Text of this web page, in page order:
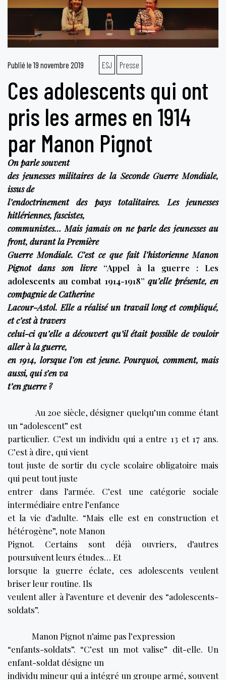
Publié le 19 novembre 2019 ESJ Presse
Ces adolescents qui ont
pris les armes en 1914
par Manon Pignot
On parle souvent
des jeunesses militaires de la Seconde Guerre Mondiale,
issus de
l’endoctrinement des pays totalitaires. Les jeunesses
hitlériennes, fascistes,
communistes… Mais jamais on ne parle des jeunesses au
front, durant la Première
Guerre Mondiale. C’est ce que fait l’historienne Manon
Pignot dans son livre “Appel à la guerre : Les
adolescents au combat 1914-1918” qu’elle présente, en
compagnie de Catherine
Lacour-Astol. Elle a réalisé un travail long et compliqué,
et c’est à travers
celui-ci qu’elle a découvert qu’il était possible de vouloir
aller à la guerre,
en 1914, lorsque l’on est jeune. Pourquoi, comment, mais
aussi, qui s’en va
t’en guerre ?
Au 20e siècle, désigner quelqu’un comme étant
un “adolescent” est
particulier. C’est un individu qui a entre 13 et 17 ans.
C’est à dire, qui vient
tout juste de sortir du cycle scolaire obligatoire mais
qui peut tout juste
entrer dans l’armée. C’est une catégorie sociale
intermédiaire entre l’enfance
et la vie d’adulte. “Mais elle est en construction et
hétérogène”, note Manon
Pignot. Certains sont déjà ouvriers, d’autres
poursuivent leurs études… Et
lorsque la guerre éclate, ces adolescents veulent
briser leur routine. Ils
veulent aller à l’aventure et devenir des “adolescents-
soldats”.
Manon Pignot n’aime pas l’expression
“enfants-soldats”. “C’est un mot valise” dit-elle. Un
enfant-soldat désigne un
individu mineur qui a intégré un groupe armé, souvent